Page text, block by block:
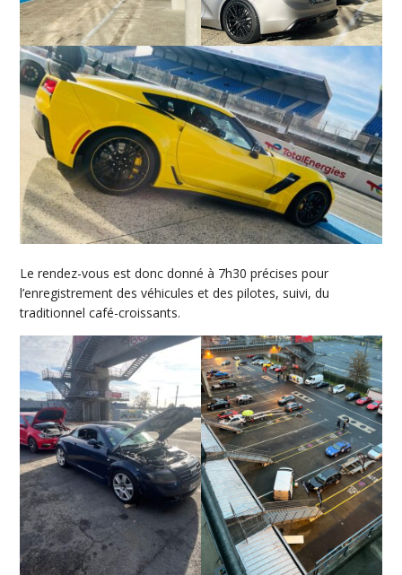
Le rendez-vous est donc donné à 7h30 précises pour
l’enregistrement des véhicules et des pilotes, suivi, du
traditionnel café-croissants.